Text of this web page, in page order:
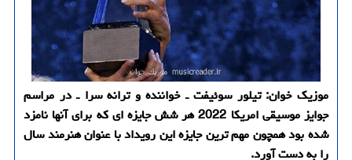
موزیک خوان: تیلور سوئیفت ـ خواننده و ترانه سرا ـ در مراسم
جوایز موسیقی امریکا 2022 هر شش جایزه ای که برای آنها نامزد
شده بود همچون مهم ترین جایزه این رویداد با عنوان هنرمند سال
را به دست آورد.